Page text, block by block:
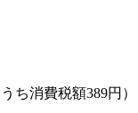
ち消費税額389円）